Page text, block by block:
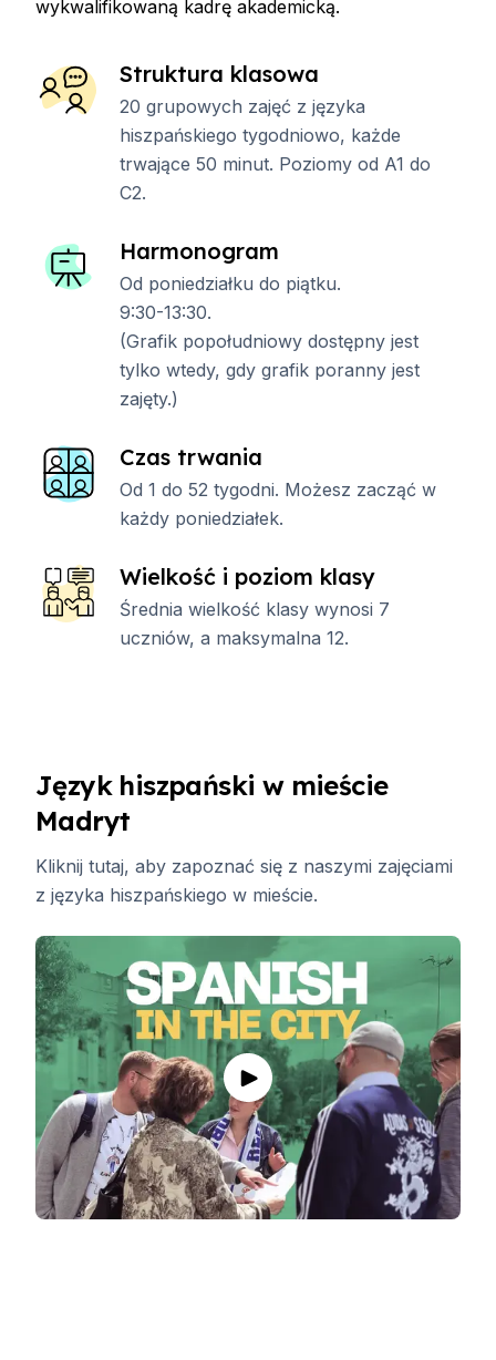
wykwalifikowaną kadrę akademicką.
Struktura klasowa
20 grupowych zajęć z języka
hiszpańskiego tygodniowo, każde
trwające 50 minut. Poziomy od A1 do
C2.
Harmonogram
Od poniedziałku do piątku.
9:30-13:30.
(Grafik popołudniowy dostępny jest
tylko wtedy, gdy grafik poranny jest
zajęty.)
Czas trwania
Od 1 do 52 tygodni. Możesz zacząć w
każdy poniedziałek.
Wielkość i poziom klasy
Średnia wielkość klasy wynosi 7
uczniów, a maksymalna 12.
Język hiszpański w mieście
Madryt
Kliknij tutaj, aby zapoznać się z naszymi zajęciami
z języka hiszpańskiego w mieście.